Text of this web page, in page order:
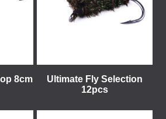
8cm
Ultimate Fly Selection
12pcs